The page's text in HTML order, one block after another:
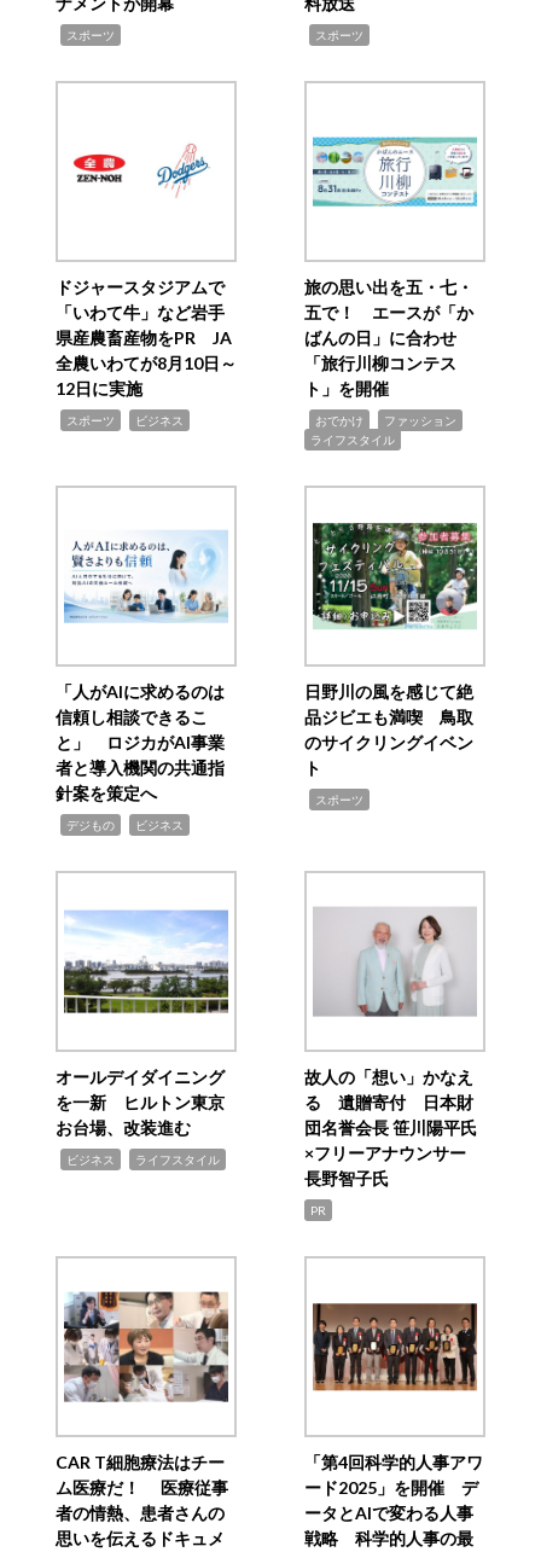
スポーツ スポーツ
ドジャースタジアムで
「いわて牛」など岩手
県産農畜産物をPR JA
全農いわてが8月10日～
12日に実施
スポーツ ビジネス
旅の思い出を五・七・
五で！ エースが「か
ばんの日」に合わせ
「旅行川柳コンテス
ト」を開催
おでかけ ファッション
ライフスタイル
「人がAIに求めるのは
信頼し相談できるこ
と」 ロジカがAI事業
者と導入機関の共通指
針案を策定へ
デジもの ビジネス
日野川の風を感じて絶
品ジビエも満喫 鳥取
のサイクリングイベン
ト
スポーツ
オールデイダイニング
を一新 ヒルトン東京
お台場、改装進む
ビジネス ライフスタイル
故人の「想い」かなえ
る 遺贈寄付 日本財
団名誉会長 笹川陽平氏
×フリーアナウンサー
長野智子氏
PR
CAR T細胞療法はチー
ム医療だ！ 医療従事
者の情熱、患者さんの
思いを伝えるドキュメ
「第4回科学的人事アワ
ード2025」を開催 デ
ータとAIで変わる人事
戦略 科学的人事の最